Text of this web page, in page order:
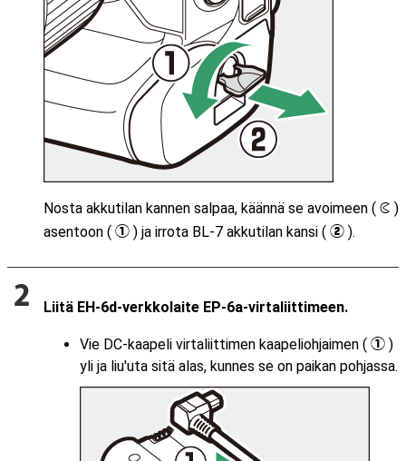
Nosta akkutilan kannen salpaa, käännä se avoimeen ( A )
asentoon ( q ) ja irrota BL-7 akkutilan kansi ( w ).
Liitä EH-6d-verkkolaite EP-6a-virtaliittimeen.
Vie DC-kaapeli virtaliittimen kaapeliohjaimen ( q )
yli ja liu'uta sitä alas, kunnes se on paikan pohjassa.